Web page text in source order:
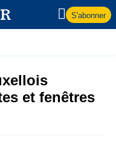
S'abonner
et fenêtres